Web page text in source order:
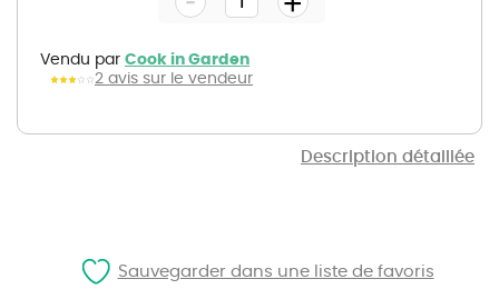
Description détaillée
gallery
Vendu par Cook in Garden
2 avis sur le vendeur
Sauvegarder dans une liste de favoris